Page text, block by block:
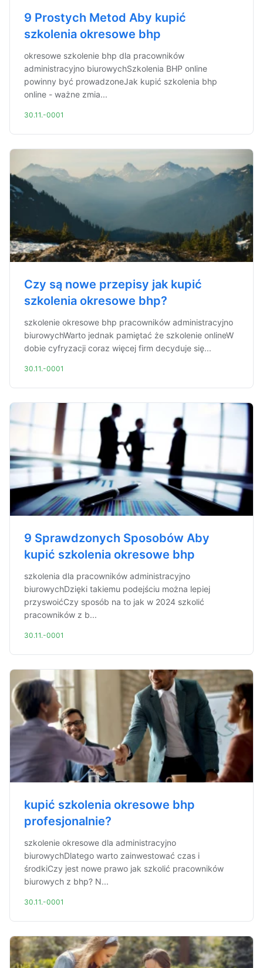
9 Prostych Metod Aby kupić
szkolenia okresowe bhp
okresowe szkolenie bhp dla pracowników
administracyjno biurowychSzkolenia BHP online
powinny być prowadzoneJak kupić szkolenia bhp
online - ważne zmia...
30.11.-0001
Czy są nowe przepisy jak kupić
szkolenia okresowe bhp?
szkolenie okresowe bhp pracowników administracyjno
biurowychWarto jednak pamiętać że szkolenie onlineW
dobie cyfryzacji coraz więcej firm decyduje się...
30.11.-0001
9 Sprawdzonych Sposobów Aby
kupić szkolenia okresowe bhp
szkolenia dla pracowników administracyjno
biurowychDzięki takiemu podejściu można lepiej
przyswoićCzy sposób na to jak w 2024 szkolić
pracowników z b...
30.11.-0001
kupić szkolenia okresowe bhp
profesjonalnie?
szkolenie okresowe dla administracyjno
biurowychDlatego warto zainwestować czas i
środkiCzy jest nowe prawo jak szkolić pracowników
biurowych z bhp? N...
30.11.-0001